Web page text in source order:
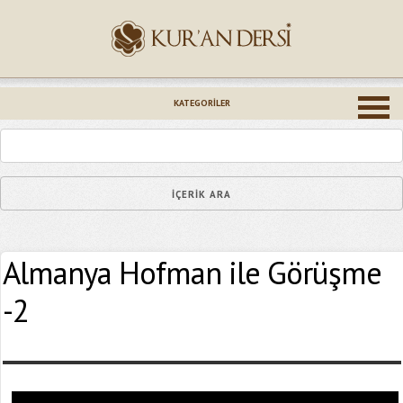
KATEGORILER
Almanya Hofman ile Görüşme
-2
Epostanız (*)
Yaşadığınız Hatanın Ayrıntıları